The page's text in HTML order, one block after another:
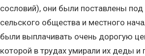
сословий), они были поставлены под
сельского общества и местного
были выплачивать очень дорогую
которой в трудах умирали их деды